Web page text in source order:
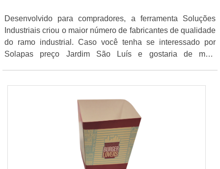
Desenvolvido para compradores, a ferramenta Soluções
Industriais criou o maior número de fabricantes de qualidade
do ramo industrial. Caso você tenha se interessado por
Solapas preço Jardim São Luís e gostaria de mais